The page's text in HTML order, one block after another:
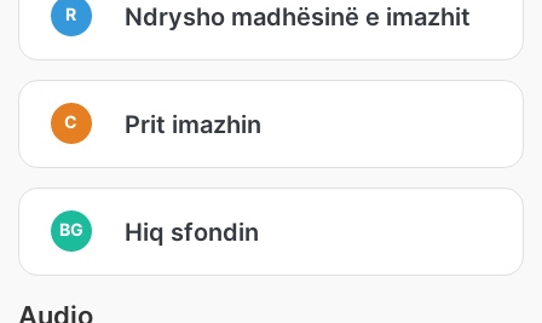
R Ndrysho madhësinë e imazhit
C Prit imazhin
BG Hiq sfondin
Audio